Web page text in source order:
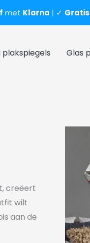
met Klarna | ✓
Glas
creëert
wilt
aan de